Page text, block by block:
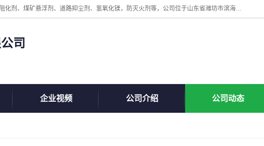
山东贝格曼化工有限公司主营：氯化镁、无水氯化钙、矿用阻化剂、煤矿悬浮剂、道路抑尘剂、氢氧化镁，防灭火剂等，公司位于山东省潍坊市滨海经济开发区,是专业从事对各种精细化工集研究、开发、制造于一体的现代化大型跨境化工企业，公司本着诚信经营、给每一位客户提供专业服务。
司
企业视频 公司介绍 公司动态